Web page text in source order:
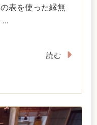
表を使った縁無
…
読む